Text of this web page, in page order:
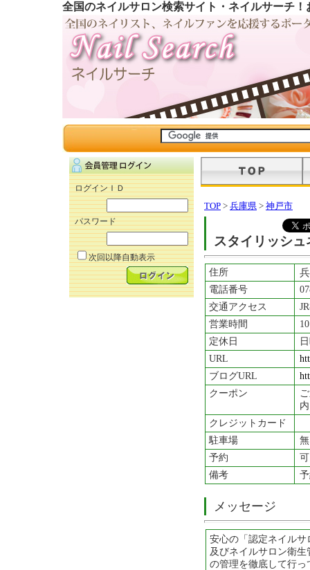
全国のネイルサロン検索サイト・ネイルサーチ
ログインＩＤ
パスワード
次回以降自動表示
TOP > 兵庫県 > 神戸市
スタイリッシュ
住所
電話番号
交通アクセス
営業時間
定休日
URL
ブログURL
クーポン
クレジットカード
駐車場
無
予約
可
備考
メッセージ
安心の「認定ネイル
及びネイルサロン衛
の管理を徹底して行